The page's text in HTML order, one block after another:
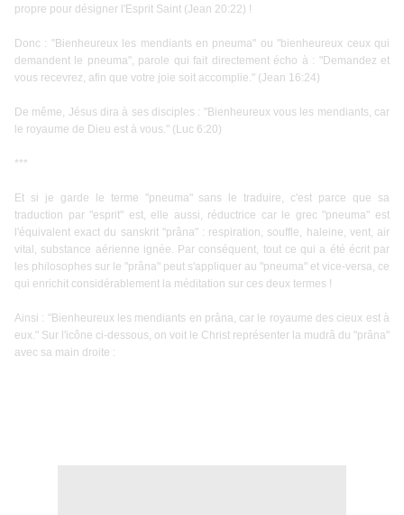
propre pour désigner l'Esprit Saint (Jean 20:22) !
Donc : "Bienheureux les mendiants en pneuma" ou "bienheureux ceux qui
demandent le pneuma", parole qui fait directement écho à : "Demandez et
vous recevrez, afin que votre joie soit accomplie." (Jean 16:24)
De même, Jésus dira à ses disciples : "Bienheureux vous les mendiants, car
le royaume de Dieu est à vous." (Luc 6:20)
***
Et si je garde le terme "pneuma" sans le traduire, c'est parce que sa
traduction par "esprit" est, elle aussi, réductrice car le grec "pneuma" est
l'équivalent exact du sanskrit "prâna" : respiration, souffle, haleine, vent, air
vital, substance aérienne ignée. Par conséquent, tout ce qui a été écrit par
les philosophes sur le "prâna" peut s'appliquer au "pneuma" et vice-versa, ce
qui enrichit considérablement la méditation sur ces deux termes !
Ainsi : "Bienheureux les mendiants en prâna, car le royaume des cieux est à
eux." Sur l'icône ci-dessous, on voit le Christ représenter la mudrâ du "prâna"
avec sa main droite :